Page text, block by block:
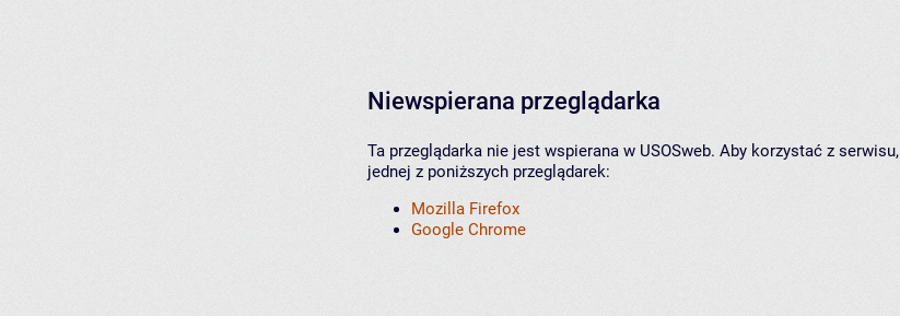
Niewspierana przeglądarka
Ta przeglądarka nie jest wspierana w USOSweb. Aby korzystać z
jednej z poniższych przeglądarek:
Mozilla Firefox
Google Chrome